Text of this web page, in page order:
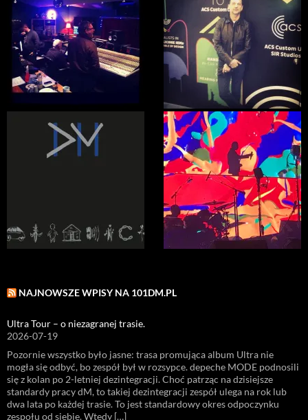
NAJNOWSZE WPISY NA 101DM.PL
Ultra Tour – o niezagranej trasie.
2026-07-19
Pozornie wszystko było jasne: trasa promująca album Ultra nie
mogła się odbyć, bo zespół był w rozsypce. depeche MODE podnosili
się z kolan po 2-letniej dezintegracji. Choć patrząc na dzisiejsze
standardy pracy dM, to takiej dezintegracji zespół ulega na rok lub
dwa lata po każdej trasie. To jest standardowy okres odpoczynku
zespołu od siebie. Wtedy […]